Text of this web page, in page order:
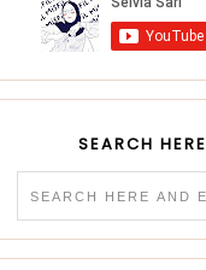
SEARCH HERE